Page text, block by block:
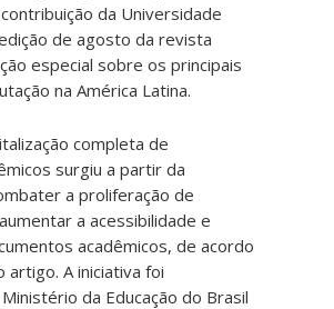
da Universidade
de agosto da revista
especial sobre os principais
na América Latina.
completa de
surgiu a partir da
a proliferação de
a acessibilidade e
acadêmicos, de acordo
A iniciativa foi
da Educação do Brasil